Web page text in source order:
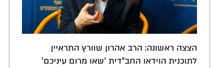
הצצה ראשונה: הרב אהרון שוורץ התראיין
לתוכנית הוידאו החב"דית 'שאו מרום עיניכם'